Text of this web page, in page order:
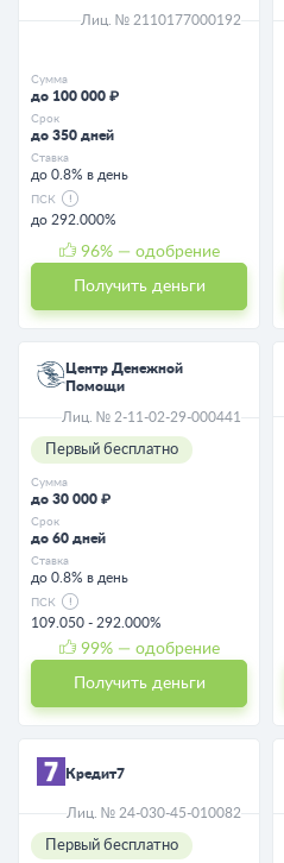
Лиц. № 2110177000192
Сумма
до 100 000 ₽
Срок
до 350 дней
Ставка
до 0.8% в день
ПСК
до 292.000%
96% — одобрение
Получить деньги
Центр Денежной
Помощи
Лиц. № 2-11-02-29-000441
Первый бесплатно
Сумма
до 30 000 ₽
Срок
до 60 дней
Ставка
до 0.8% в день
ПСК
109.050 - 292.000%
99% — одобрение
Получить деньги
Кредит7
Лиц. № 24-030-45-010082
Первый бесплатно